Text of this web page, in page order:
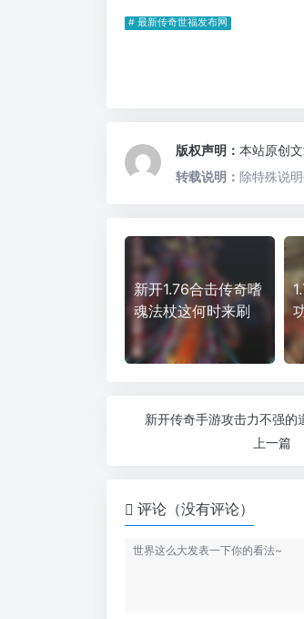
# 最新传奇世福发布网
版权声明： 本站原创
转载说明： 除特殊说
新开1.76合击传奇嗜
魂法杖这何时来刷
新开传奇手游攻击力不强的
上一篇
评论（没有评论）